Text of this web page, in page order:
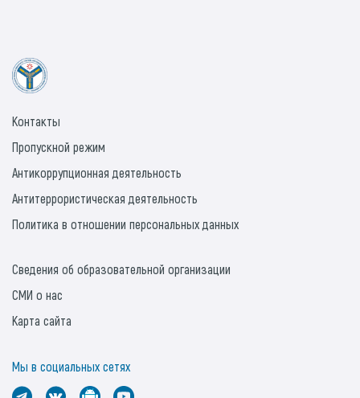
Контакты
Пропускной режим
Антикоррупционная деятельность
Антитеррористическая деятельность
Политика в отношении персональных данных
Сведения об образовательной организации
СМИ о нас
Карта сайта
Мы в социальных сетях